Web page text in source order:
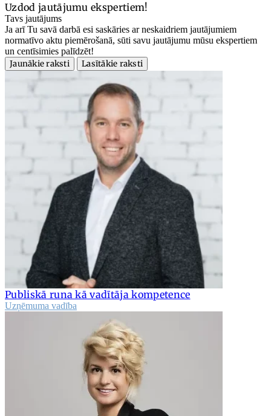
Uzdod jautājumu ekspertiem!
Tavs jautājums
Ja arī Tu savā darbā esi saskāries ar neskaidriem jautājumiem
normatīvo aktu piemērošanā, sūti savu jautājumu mūsu ekspertiem
un centīsimies palīdzēt!
Jaunākie raksti
Lasītākie raksti
Publiskā runa kā vadītāja kompetence
Uzņēmuma vadība